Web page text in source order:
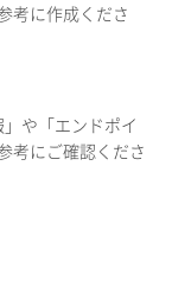
考に作成くださ
や「エンドポイ
考にご確認くださ